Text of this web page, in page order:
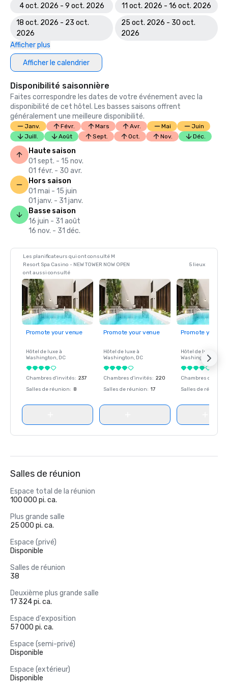
4 oct. 2026 - 9 oct. 2026
11 oct. 2026 - 16 oct. 2026
18 oct. 2026 - 23 oct.
2026
25 oct. 2026 - 30 oct.
2026
Afficher plus
Afficher le calendrier
Disponibilité saisonnière
Faites correspondre les dates de votre événement avec la
disponibilité de cet hôtel. Les basses saisons offrent
généralement une meilleure disponibilité.
Janv. Févr. Mars Avr. Mai
Juin
Juill.
Août Sept. Oct. Nov. Déc.
Haute saison
01 sept. - 15 nov.
01 févr. - 30 avr.
Hors saison
01 mai - 15 juin
01 janv. - 31 janv.
Basse saison
16 juin - 31 août
16 nov. - 31 déc.
Les planificateurs qui ont consulté M
Resort Spa Casino - NEW TOWER NOW OPEN
ont aussi consulté
5 lieux
Promote your venue
Hôtel de luxe à
Washington, DC
Chambres d'invités: 237
Salles de réunion: 8
Promote your venue
Hôtel de luxe à
Washington, DC
Chambres d'invités: 220
Salles de réunion: 17
Promote your
Hôtel de luxe à
Washington
Chambres
Salles de réunion
Salles de réunion
Espace total de la réunion
100 000 pi. ca.
Plus grande salle
25 000 pi. ca.
Espace (privé)
Disponible
Salles de réunion
38
Deuxième plus grande salle
17 324 pi. ca.
Espace d'exposition
57 000 pi. ca.
Espace (semi-privé)
Disponible
Espace (extérieur)
Disponible